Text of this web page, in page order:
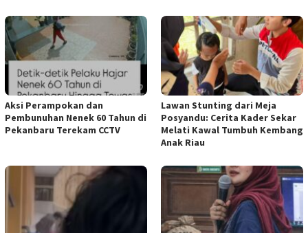
Aksi Perampokan dan
Pembunuhan Nenek 60 Tahun di
Pekanbaru Terekam CCTV
Lawan Stunting dari Meja
Posyandu: Cerita Kader Sekar
Melati Kawal Tumbuh Kembang
Anak Riau